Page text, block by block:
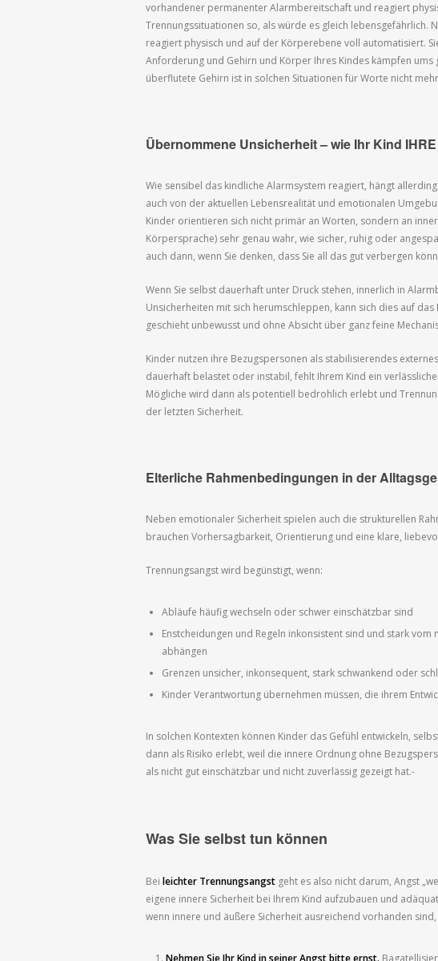
vorhandener permanenter Alarmbereitschaft und reagiert
Trennungssituationen so, als würde es gleich lebensgefährlich.
reagiert physisch und auf der Körperebene voll automatisiert.
Anforderung und Gehirn und Körper Ihres Kindes kämpfen
überflutete Gehirn ist in solchen Situationen für Worte nicht
Übernommene Unsicherheit – wie Ihr Kind
Wie sensibel das kindliche Alarmsystem reagiert, hängt
auch von der aktuellen Lebensrealität und emotionalen
Kinder orientieren sich nicht primär an Worten, sondern an
Körpersprache) sehr genau wahr, wie sicher, ruhig oder
auch dann, wenn Sie denken, dass Sie all das gut verbergen
Wenn Sie selbst dauerhaft unter Druck stehen, innerlich in
Unsicherheiten mit sich herumschleppen, kann sich dies auf
geschieht unbewusst und ohne Absicht über ganz feine
Kinder nutzen ihre Bezugspersonen als stabilisierendes
dauerhaft belastet oder instabil, fehlt Ihrem Kind ein
Mögliche wird dann als potentiell bedrohlich erlebt und
der letzten Sicherheit.
Elterliche Rahmenbedingungen in der
Neben emotionaler Sicherheit spielen auch die strukturellen
brauchen Vorhersagbarkeit, Orientierung und eine klare,
Trennungsangst wird begünstigt, wenn:
Abläufe häufig wechseln oder schwer einschätzbar sind
Enstcheidungen und Regeln inkonsistent sind und stark
abhängen
Grenzen unsicher, inkonsequent, stark schwankend oder
Kinder Verantwortung übernehmen müssen, die ihrem
In solchen Kontexten können Kinder das Gefühl entwickeln,
dann als Risiko erlebt, weil die innere Ordnung ohne
als nicht gut einschätzbar und nicht zuverlässig gezeigt hat.-
Was Sie selbst tun können
Bei leichter Trennungsangst geht es also nicht darum, Angst
eigene innere Sicherheit bei Ihrem Kind aufzubauen und
wenn innere und äußere Sicherheit ausreichend vorhanden
Nehmen Sie Ihr Kind in seiner Angst bitte ernst.